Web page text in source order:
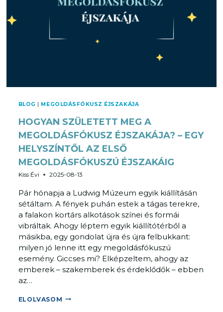
L
É
R
S
É
G
E
–
I
S
S
Z
A
T
E
K
BLOG MEGOLDÁSFÓKUSZ ÉJSZAKÁJA
HOGYAN SZÜLETETT MEG A
MEGOLDÁSFÓKUSZ ÉJSZAKÁJA? – EGY
HELYSZÍNTŐL AZ ELSŐ
MEGOLDÁSFÓKUSZÚ ÉJSZAKÁIG
Kiss Évi 2025-08-13
Pár hónapja a Ludwig Múzeum egyik kiállításán
sétáltam. A fények puhán estek a tágas terekre,
a falakon kortárs alkotások színei és formái
vibráltak. Ahogy léptem egyik kiállítótérből a
másikba, egy gondolat újra és újra felbukkant:
milyen jó lenne itt egy megoldásfókuszú
esemény. Giccses mi? Elképzeltem, ahogy az
emberek – szakemberek és érdeklődők – ebben
az…
ELOLVASOM H